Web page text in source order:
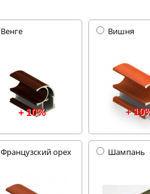
Венге
+ 10%
Вишня
+
Французский орех Шампань